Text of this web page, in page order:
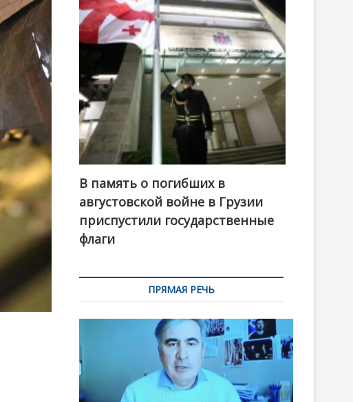
o
n
В память о погибших в
августовской войне в Грузии
приспустили государственные
флаги
ПРЯМАЯ РЕЧЬ